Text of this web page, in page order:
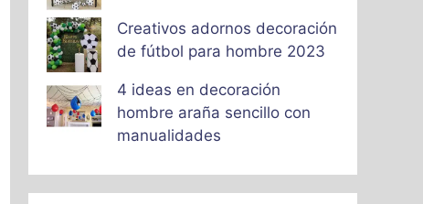
Creativos adornos decoración
de fútbol para hombre 2023
4 ideas en decoración
hombre araña sencillo con
manualidades